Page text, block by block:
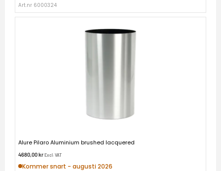
Art.nr 6000324
Alure Pilaro Aluminium brushed lacquered
4680,00krExcl. VAT
Kommer snart - augusti 2026